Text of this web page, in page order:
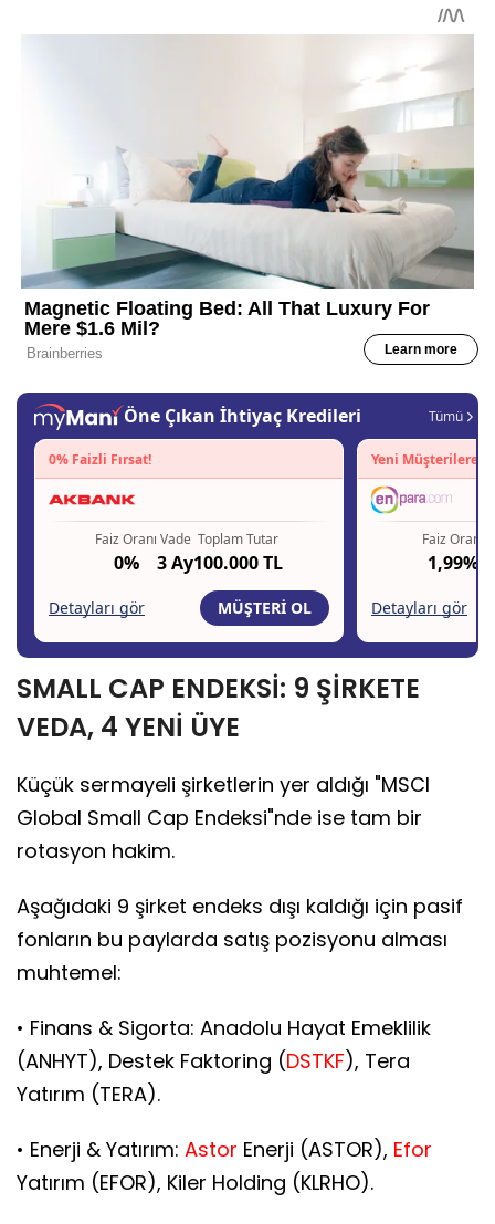
SMALL CAP ENDEKSİ: 9 ŞİRKETE
VEDA, 4 YENİ ÜYE
Küçük sermayeli şirketlerin yer aldığı "MSCI
Global Small Cap Endeksi"nde ise tam bir
rotasyon hakim.
Aşağıdaki 9 şirket endeks dışı kaldığı için pasif
fonların bu paylarda satış pozisyonu alması
muhtemel:
• Finans & Sigorta: Anadolu Hayat Emeklilik
(ANHYT), Destek Faktoring (DSTKF), Tera
Yatırım (TERA).
• Enerji & Yatırım: Astor Enerji (ASTOR), Efor
Yatırım (EFOR), Kiler Holding (KLRHO).